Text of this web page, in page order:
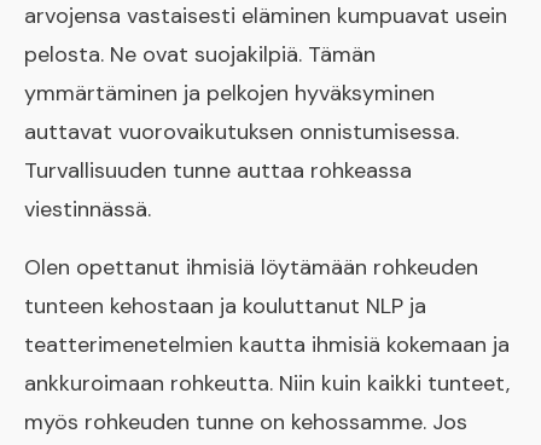
arvojensa vastaisesti eläminen kumpuavat usein
pelosta. Ne ovat suojakilpiä. Tämän
ymmärtäminen ja pelkojen hyväksyminen
auttavat vuorovaikutuksen onnistumisessa.
Turvallisuuden tunne auttaa rohkeassa
viestinnässä.
Olen opettanut ihmisiä löytämään rohkeuden
tunteen kehostaan ja kouluttanut NLP ja
teatterimenetelmien kautta ihmisiä kokemaan ja
ankkuroimaan rohkeutta. Niin kuin kaikki tunteet,
myös rohkeuden tunne on kehossamme. Jos